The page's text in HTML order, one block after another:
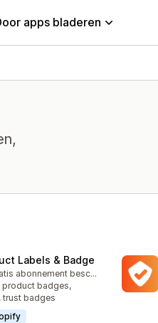
apps bladeren
Labels & Badge
totaal
Gratis abonnement beschikbaar
product badges,
trust badges